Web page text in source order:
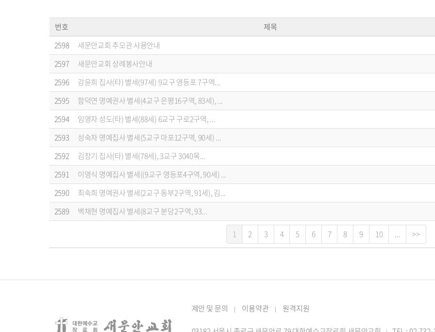
번호
제목
2598
새문안교회 추모관 사용안내
2597
새문안교회 상례봉사안내
2596
강윤희 집사(타) 별세(97세) 9교구 영등포 7구역...
2595
함덕연 명예권사 별세(4교구 은평16구역, 83세), ...
2594
임영자 성도(타) 별세(88세) 6교구 구로2구역, ...
2593
성숙자 명예집사 별세(5교구 마포12구역, 90세) ...
2592
김창기 집사(타) 별세(78세), 3교구 3040목...
2591
이영식 명예집사 별세((9교구 영등포4구역, 90세) ...
2590
최숙희 명예권사 별세(2교구 동부2구역, 91세), 김...
2589
백채현 명예집사 별세(8교구 분당2구역, 93...
1 2 3 4 5 6 7 8 9 10 ... >>
제안 및 문의 | 이용약관 | 원격지원